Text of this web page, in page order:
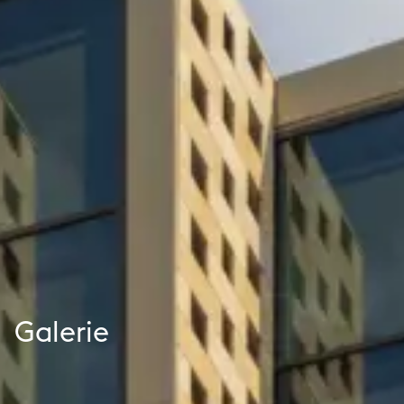
Galerie